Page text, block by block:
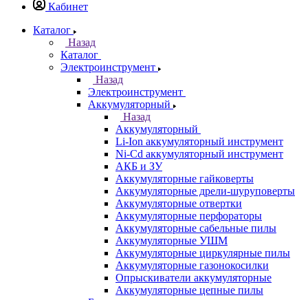
Кабинет
Каталог
Назад
Каталог
Электроинструмент
Назад
Электроинструмент
Аккумуляторный
Назад
Аккумуляторный
Li-Ion аккумуляторный инструмент
Ni-Cd аккумуляторный инструмент
АКБ и ЗУ
Аккумуляторные гайковерты
Аккумуляторные дрели-шуруповерты
Аккумуляторные отвертки
Аккумуляторные перфораторы
Аккумуляторные сабельные пилы
Аккумуляторные УШМ
Аккумуляторные циркулярные пилы
Аккумуляторные газонокосилки
Опрыскиватели аккумуляторные
Аккумуляторные цепные пилы